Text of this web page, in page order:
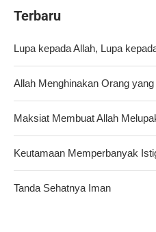
Terbaru
Lupa kepada Allah, Lupa
Allah Menghinakan Orang
Maksiat Membuat Allah
Keutamaan Memperbanyak
Tanda Sehatnya Iman